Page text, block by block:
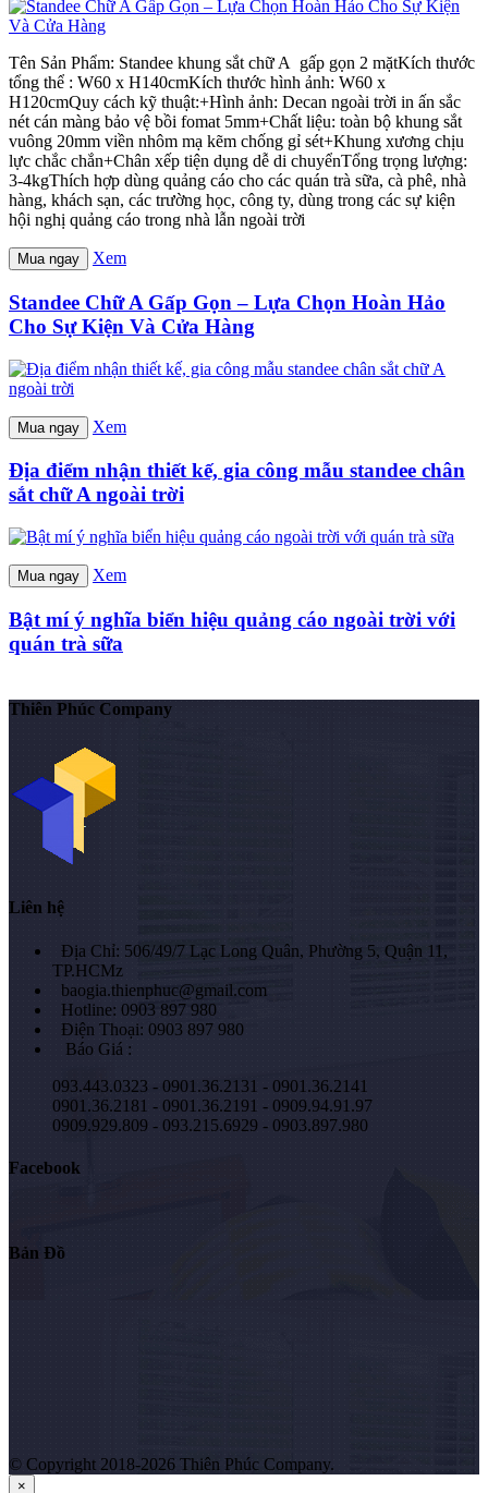
Tên Sản Phẩm: Standee khung sắt chữ A gấp gọn 2 mặtKích thước
tổng thể : W60 x H140cmKích thước hình ảnh: W60 x
H120cmQuy cách kỹ thuật:+Hình ảnh: Decan ngoài trời in ấn sắc
nét cán màng bảo vệ bồi fomat 5mm+Chất liệu: toàn bộ khung sắt
vuông 20mm viền nhôm mạ kẽm chống gỉ sét+Khung xương chịu
lực chắc chắn+Chân xếp tiện dụng dễ di chuyểnTổng trọng lượng:
3-4kgThích hợp dùng quảng cáo cho các quán trà sữa, cà phê, nhà
hàng, khách sạn, các trường học, công ty, dùng trong các sự kiện
hội nghị quảng cáo trong nhà lẫn ngoài trời
Mua ngay Xem
Standee Chữ A Gấp Gọn – Lựa Chọn Hoàn Hảo
Cho Sự Kiện Và Cửa Hàng
Mua ngay Xem
Địa điểm nhận thiết kế, gia công mẫu standee chân
sắt chữ A ngoài trời
Mua ngay Xem
Bật mí ý nghĩa biển hiệu quảng cáo ngoài trời với
quán trà sữa
Thiên Phúc Company
Liên hệ
Địa Chỉ: 506/49/7 Lạc Long Quân, Phường 5, Quận 11,
TP.HCMz
baogia.thienphuc@gmail.com
Hotline: 0903 897 980
Điện Thoại: 0903 897 980
Báo Giá :
093.443.0323 - 0901.36.2131 - 0901.36.2141
0901.36.2181 - 0901.36.2191 - 0909.94.91.97
0909.929.809 - 093.215.6929 - 0903.897.980
Facebook
Bản Đồ
© Copyright 2018-2026 Thiên Phúc Company.
×